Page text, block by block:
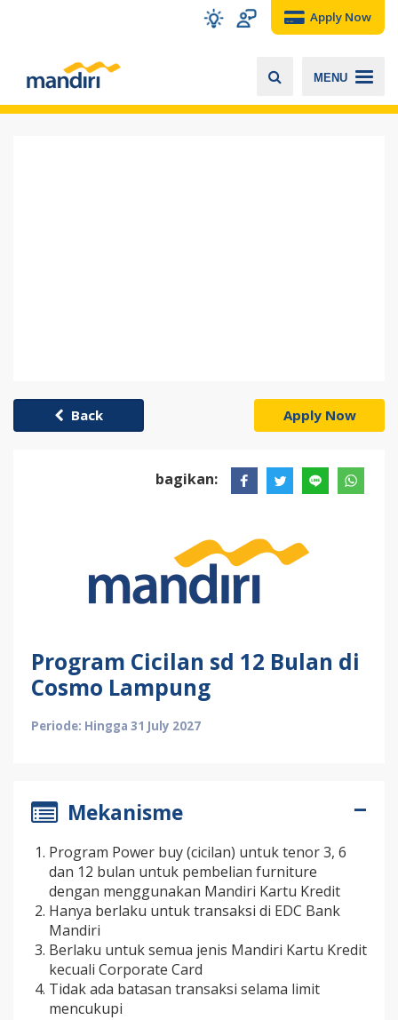
Apply Now
MENU
Back Apply Now
bagikan:
Program Cicilan sd 12 Bulan di
Cosmo Lampung
Periode: Hingga 31 July 2027
Mekanisme
Program Power buy (cicilan) untuk tenor 3, 6
dan 12 bulan untuk pembelian furniture
dengan menggunakan Mandiri Kartu Kredit
Hanya berlaku untuk transaksi di EDC Bank
Mandiri
Berlaku untuk semua jenis Mandiri Kartu Kredit
kecuali Corporate Card
Tidak ada batasan transaksi selama limit
mencukupi